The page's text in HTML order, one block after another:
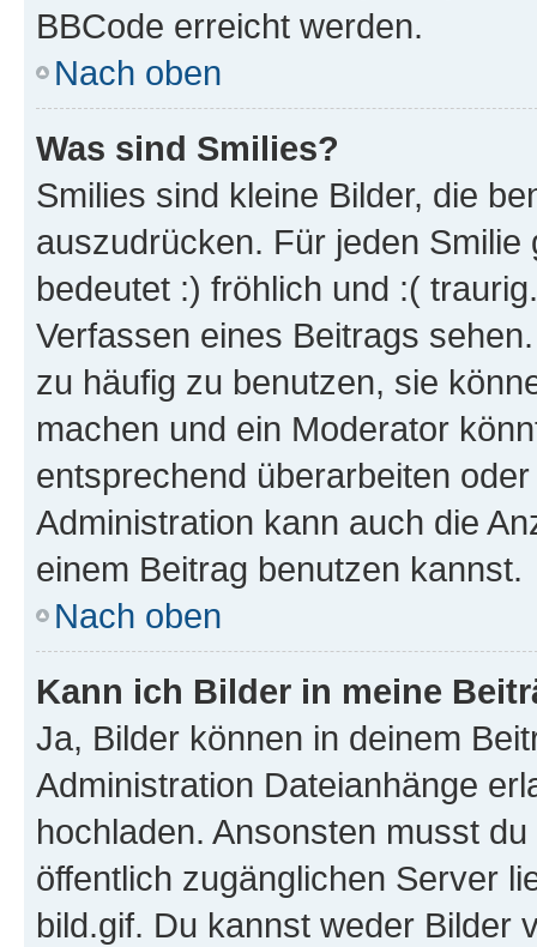
BBCode erreicht werden.
Nach oben
Was sind Smilies?
Smilies sind kleine Bilder, die
auszudrücken. Für jeden
bedeutet :) fröhlich und :(
Verfassen eines Beitrags
zu häufig zu benutzen, sie
machen und ein Moderator
entsprechend überarbeiten
Administration kann auch die
einem Beitrag benutzen kannst.
Nach oben
Kann ich Bilder in meine
Ja, Bilder können in deinem
Administration Dateianhänge
hochladen. Ansonsten musst
öffentlich zugänglichen Server
bild.gif. Du kannst weder Bilder